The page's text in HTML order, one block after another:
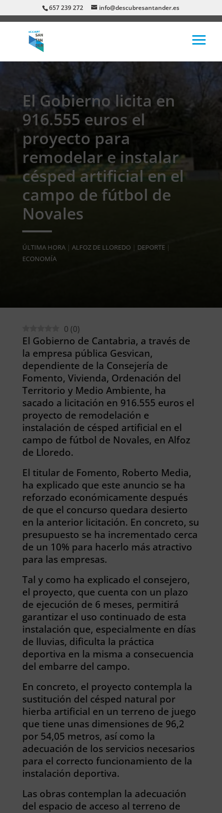
657 239 272 info@descubresantander.es
El Gobierno licita en
916.555 euros el
proyecto para
remodelar e instalar
césped artificial en el
campo de fútbol de
Novales
ÚLTIMA HORA| ALFOZ DE LLOREDO| DEPORTE|
ECONOMÍA
0 (0)
El Gobierno de Cantabria, a través de
la empresa pública Gesvican,
dependiente de la Consejería de
Fomento, Vivienda, Ordenación del
Territorio y Medio Ambiente, ha
sacado a licitación en 916.555 euros el
proyecto de remodelación e
instalación de césped artificial en el
campo de fútbol de Novales, en Alfoz
de Lloredo.
El titular de Fomento, Roberto Media,
ha explicado que este anuncio se ha
reforzado económicamente después
de que el concurso quedara desierto
en la anterior licitación. En concreto, su
presupuesto se ha incrementado cerca
de un 10% para hacerlo más atractivo
para las empresas.
Tal y como ha explicado el consejero,
el proyecto, que cuenta con un plazo
de ejecución de 6 meses, permitirá
garantizar el uso continuado de esta
instalación que, especialmente en días
de lluvias, dificulta la práctica
deportiva en la misma a consecuencia
del embarre del campo.
En concreto, el proyecto contempla la
sustitución del césped natural por
hierba artificial en un terreno de juego
que tiene unas dimensiones de 96,2
por 54,05 metros, así como la
adecuación de los servicios necesarios
para el correcto funcionamiento de la
instalación deportiva.
Las obras contemplan la adecuación
del espacio de acceso al terreno de